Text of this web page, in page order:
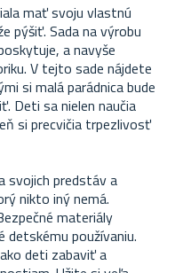
mať svoju vlastnú
pýšiť. Sada na výrobu
a navyše
V tejto sade nájdete
si malá parádnica bude
Deti sa nielen naučia
si precvičia trpezlivosť
svojich predstáv a
nikto iný nemá.
materiály
detskému používaniu.
deti zabaviť a